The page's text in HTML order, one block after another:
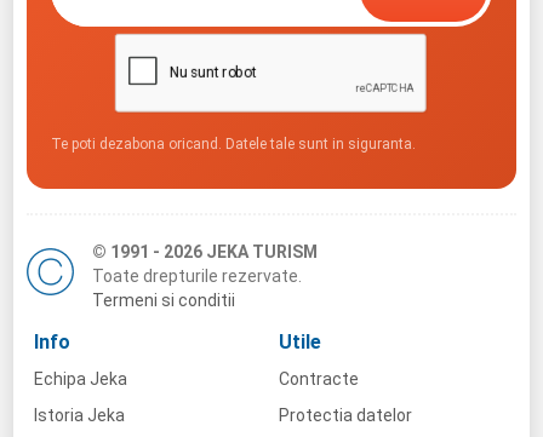
Te poti dezabona oricand. Datele tale sunt in siguranta.
© 1991 - 2026 JEKA TURISM
Toate drepturile rezervate.
Termeni si conditii
Info
Echipa Jeka
Istoria Jeka
Utile
Contracte
Protectia datelor